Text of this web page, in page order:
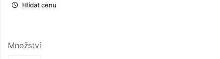
Hlídat cenu
Množství